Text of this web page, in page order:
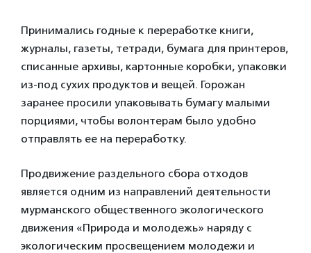
Принимались годные к переработке книги,
журналы, газеты, тетради, бумага для принтеров,
списанные архивы, картонные коробки, упаковки
из-под сухих продуктов и вещей. Горожан
заранее просили упаковывать бумагу малыми
порциями, чтобы волонтерам было удобно
отправлять ее на переработку.
Продвижение раздельного сбора отходов
является одним из направлений деятельности
мурманского общественного экологического
движения «Природа и молодежь» наряду с
экологическим просвещением молодежи и